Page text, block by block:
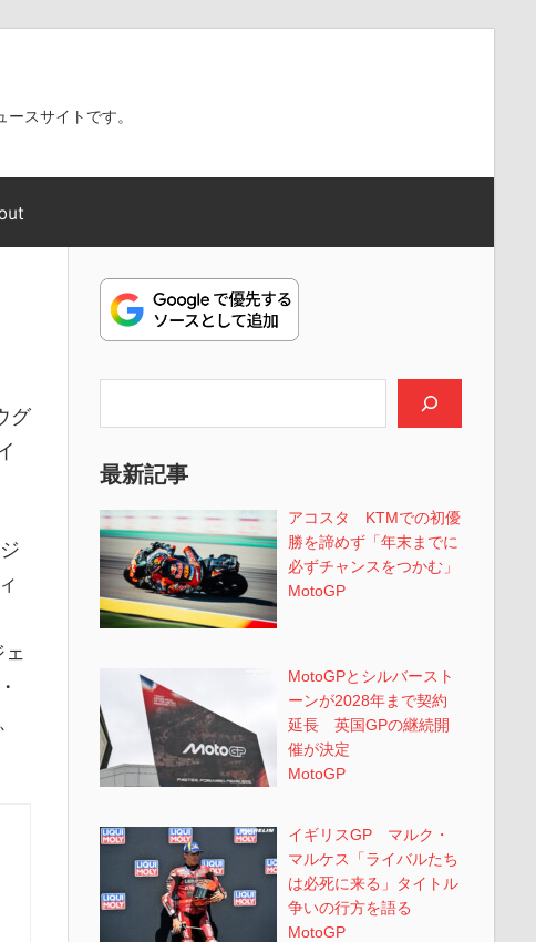
スサイトです。
グ
最新記事
アコスタ KTMでの初優
勝を諦めず「年末までに
必ずチャンスをつかむ」
MotoGP
MotoGPとシルバースト
ーンが2028年まで契約
延長 英国GPの継続開
催が決定
MotoGP
イギリスGP マルク・
マルケス「ライバルたち
は必死に来る」タイトル
争いの行方を語る
MotoGP